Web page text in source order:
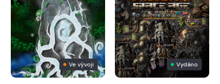
Ve vývoji Vydáno